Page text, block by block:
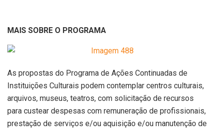
MAIS SOBRE O PROGRAMA
As propostas do Programa de Ações Continuadas de
Instituições Culturais podem contemplar centros culturais,
arquivos, museus, teatros, com solicitação de recursos
para custear despesas com remuneração de profissionais,
prestação de serviços e/ou aquisição e/ou manutenção de